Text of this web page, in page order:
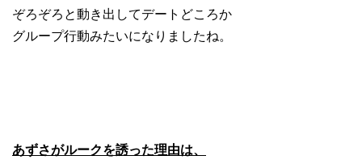
ぞろぞろと動き出してデートどころか
グループ行動みたいになりましたね。
あずさがルークを誘った理由は、